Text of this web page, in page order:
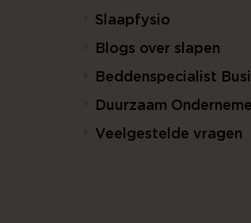
Slaapfysio
Blogs over slapen
Beddenspecialist
Duurzaam
Veelgestelde vragen